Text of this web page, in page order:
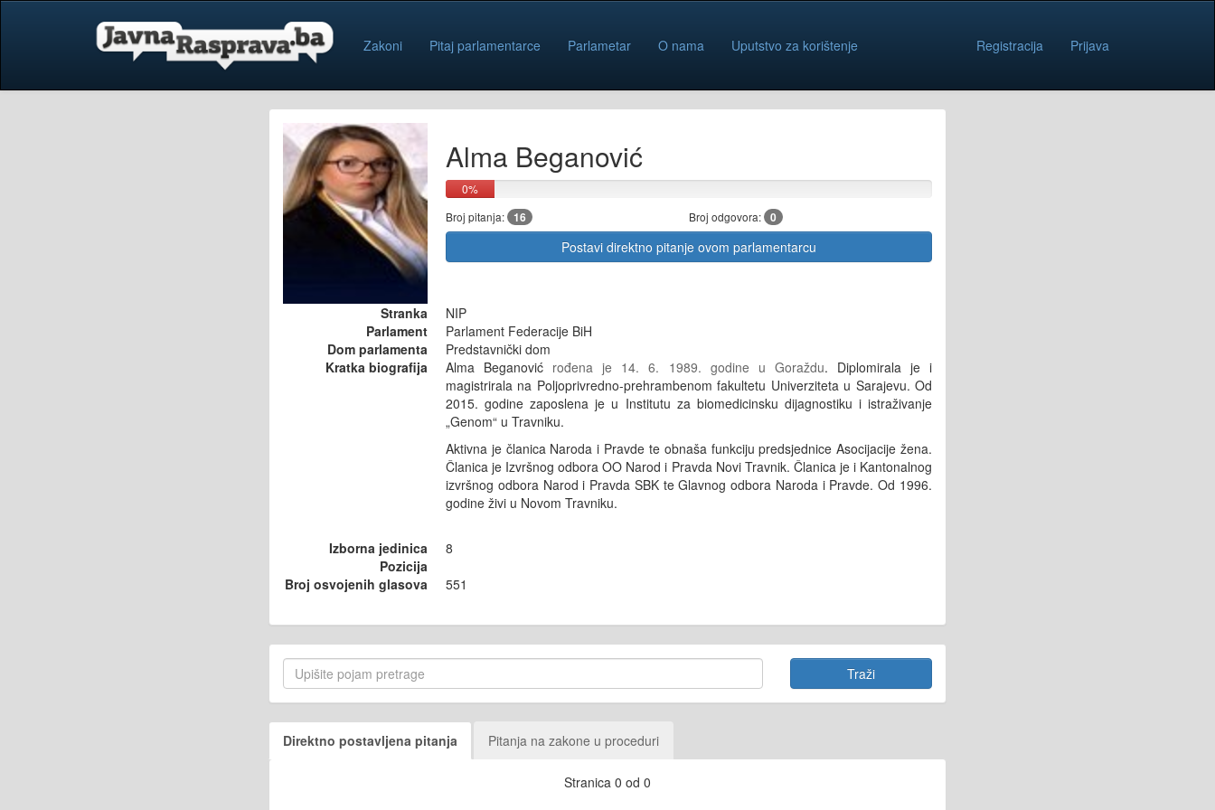
Zakoni Pitaj parlamentarce Parlametar O nama Uputstvo za korištenje Registracija Prijava
Alma Beganović
0%
Broj pitanja: 16 Broj odgovora: 0
Postavi direktno pitanje ovom parlamentarcu
Stranka
NIP
Parlament
Parlament Federacije BiH
Dom parlamenta
Predstavnički dom
Kratka biografija
Alma Beganović rođena je 14. 6. 1989. godine u Goraždu. Diplomirala je i
magistrirala na Poljoprivredno-prehrambenom fakultetu Univerziteta u Sarajevu. Od
2015. godine zaposlena je u Institutu za biomedicinsku dijagnostiku i istraživanje
„Genom“ u Travniku.
Aktivna je članica Naroda i Pravde te obnaša funkciju predsjednice Asocijacije žena.
Članica je Izvršnog odbora OO Narod i Pravda Novi Travnik. Članica je i Kantonalnog
izvršnog odbora Narod i Pravda SBK te Glavnog odbora Naroda i Pravde. Od 1996.
godine živi u Novom Travniku.
Izborna jedinica
8
Pozicija
Broj osvojenih glasova
551
Direktno postavljena pitanja Pitanja na zakone u proceduri
Stranica 0 od 0